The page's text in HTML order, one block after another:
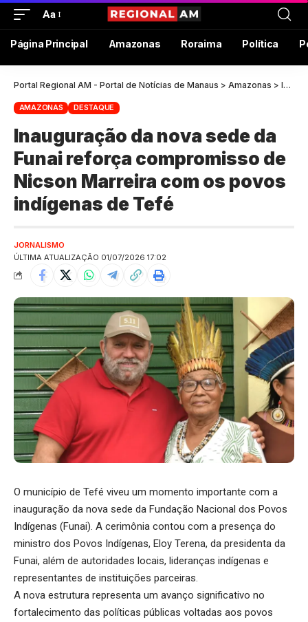
Aa
Página Principal Amazonas Roraima Política
Portal Regional AM - Portal de Notícias de Manaus > Amazonas > Inauguração da nova sede da Funai reforça compromisso de Nicson Marreira com os povos indígenas de Tefé
AMAZONAS DESTAQUE
Inauguração da nova sede da
Funai reforça compromisso de
Nicson Marreira com os povos
indígenas de Tefé
ÚLTIMA ATUALIZAÇÃO 01/07/2026 17:02
JORNALISMO
O município de Tefé viveu um momento importante com a
inauguração da nova sede da Fundação Nacional dos Povos
Indígenas (Funai). A cerimônia contou com a presença do
ministro dos Povos Indígenas, Eloy Terena, da presidenta da
Funai, além de autoridades locais, lideranças indígenas e
representantes de instituições parceiras.
A nova estrutura representa um avanço significativo no
fortalecimento das políticas públicas voltadas aos povos